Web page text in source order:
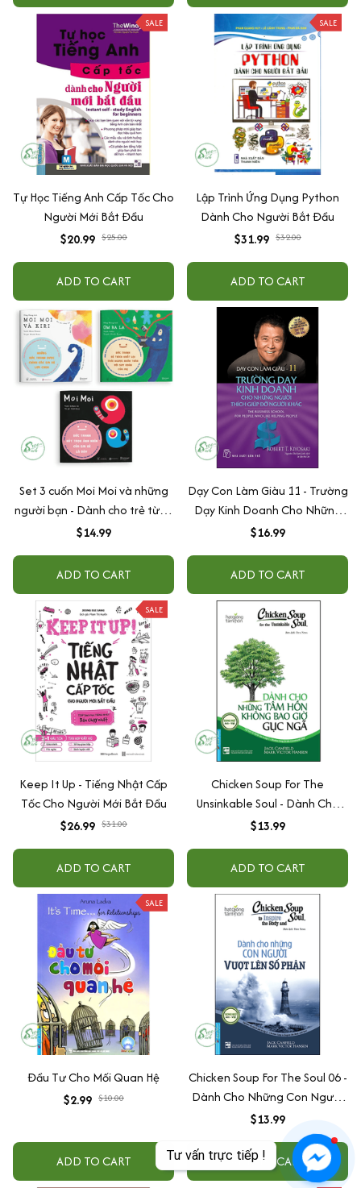
SALE
Tự Học Tiếng Anh Cấp Tốc Cho
Người Mới Bắt Đầu
$20.99 $25.00
ADD TO CART
SALE
Lập Trình Ứng Dụng Python
Dành Cho Người Bắt Đầu
$31.99 $32.00
ADD TO CART
Set 3 cuốn Moi Moi và những
người bạn - Dành cho trẻ từ 0-
2 tuổi
$14.99
ADD TO CART
Dạy Con Làm Giàu 11 - Trường
Dạy Kinh Doanh Cho Những
Người Thích Giúp Đỡ Người
$16.99
ADD TO CART
SALE
Keep It Up - Tiếng Nhật Cấp
Tốc Cho Người Mới Bắt Đầu
$26.99 $31.00
ADD TO CART
Chicken Soup For The
Unsinkable Soul - Dành Cho
Những Tâm Hồn Không Bao
$13.99
ADD TO CART
SALE
Đầu Tư Cho Mối Quan Hệ
$2.99 $10.00
ADD TO CART
Chicken Soup For The Soul 06 -
Dành Cho Những Con Người
Vượt Lên Số Phận (Tái Bản)
$13.99
ADD TO CART